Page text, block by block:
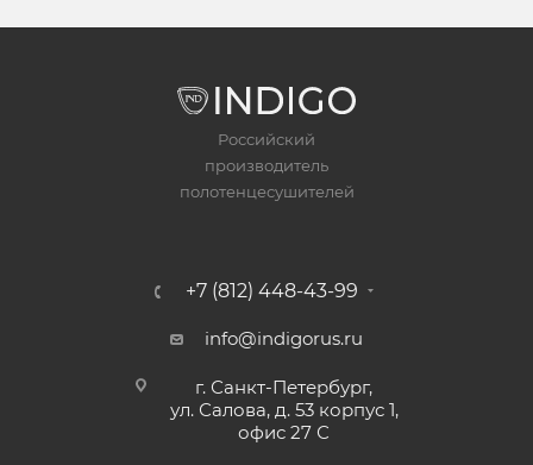
Российский
производитель
полотенцесушителей
+7 (812) 448-43-99
info@indigorus.ru
г. Санкт-Петербург,
ул. Салова, д. 53 корпус 1,
офис 27 С